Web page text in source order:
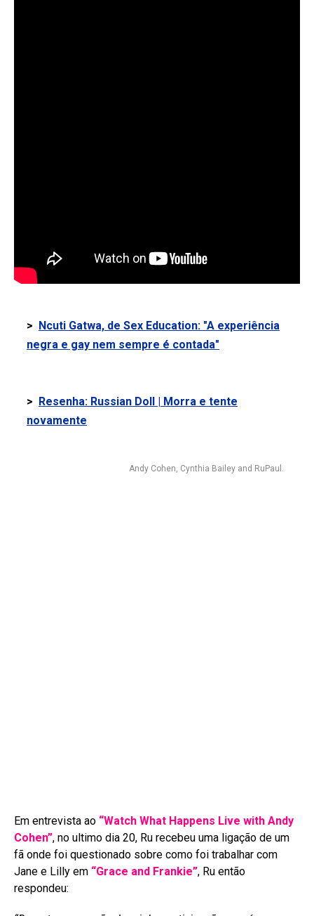
> Ncuti Gatwa, de Sex Education: "A experiência
negra e gay nem sempre é contada"
> Resenha: Russian Doll | Morra e tente
novamente
Andy Cohen, Cynthia Bailey and RuPaul.
Em entrevista ao “Watch What Happens Live with Andy
Cohen”, no ultimo dia 20, Ru recebeu uma ligação de um
fã onde foi questionado sobre como foi trabalhar com
Jane e Lilly em “Grace and Frankie”, Ru então
respondeu: